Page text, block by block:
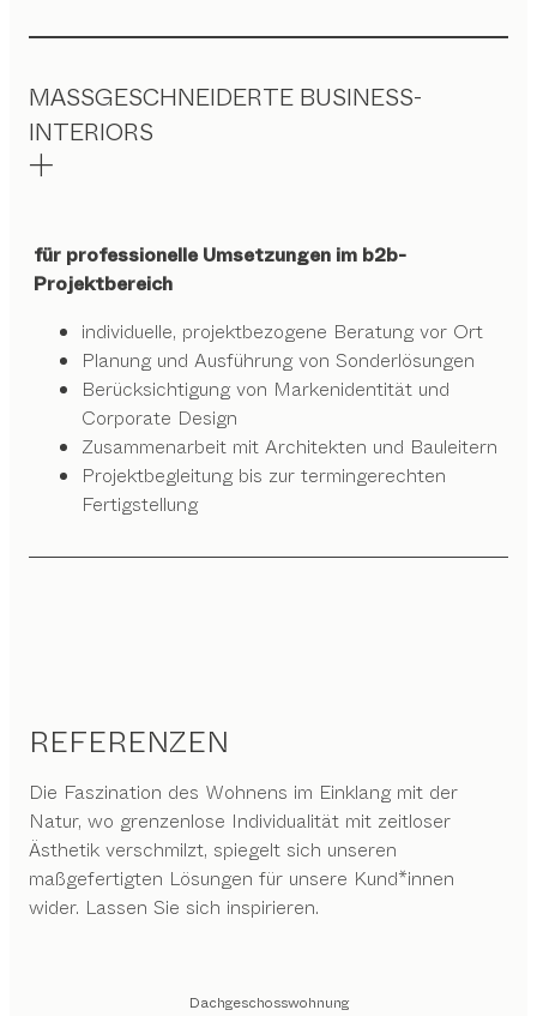
MASSGESCHNEIDERTE BUSINESS-
INTERIORS
für professionelle Umsetzungen im b2b-
Projektbereich
individuelle, projektbezogene Beratung vor Ort
Planung und Ausführung von Sonderlösungen
Berücksichtigung von Markenidentität und
Corporate Design
Zusammenarbeit mit Architekten und Bauleitern
Projektbegleitung bis zur termingerechten
Fertigstellung
REFERENZEN
Die Faszination des Wohnens im Einklang mit der
Natur, wo grenzenlose Individualität mit zeitloser
Ästhetik verschmilzt, spiegelt sich unseren
maßgefertigten Lösungen für unsere Kund*innen
wider. Lassen Sie sich inspirieren.
Dachgeschosswohnung